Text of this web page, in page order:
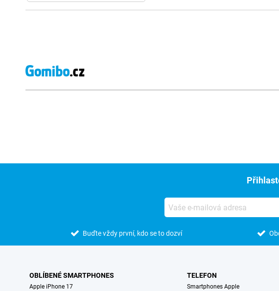
Buďte vždy první, kdo se to dozví
OBLÍBENÉ SMARTPHONES
Apple iPhone 17
TELEFON
Smartphones Apple